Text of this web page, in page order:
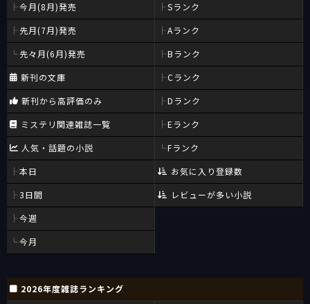
今月(8月)発売
先月(7月)発売
先々月(6月)発売
新刊の文庫
新刊から高評価のみ
ミステリ関連雑誌一覧
人気・話題の小説
本日
3日間
今週
今月
Sランク
Aランク
Bランク
Cランク
Dランク
Eランク
Fランク
お気に入り登録数
レビューが多い小説
2026年度雑誌ランキング